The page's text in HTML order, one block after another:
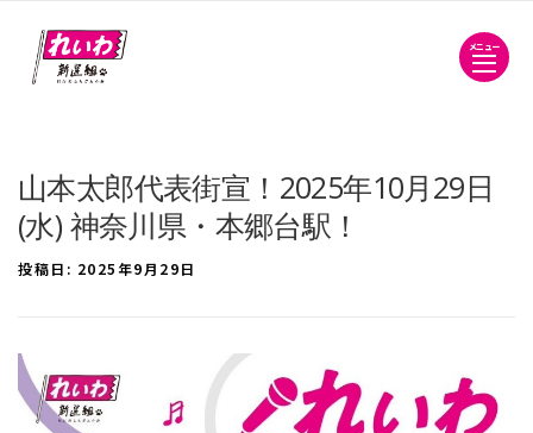
メニュー
山本太郎代表街宣！2025年10月29日
(水) 神奈川県・本郷台駅！
投稿日: 2025年9月29日